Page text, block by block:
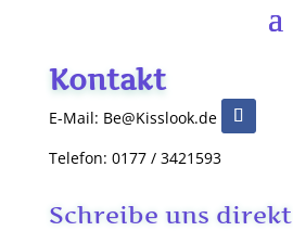
Kontakt
E-Mail: Be@Kisslook.de
Telefon: 0177 / 3421593
Schreibe uns direkt